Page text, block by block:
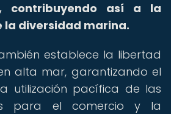
contribuyendo así a la
la diversidad marina.
establece la libertad
alta mar, garantizando el
utilización pacífica de las
para el comercio y la